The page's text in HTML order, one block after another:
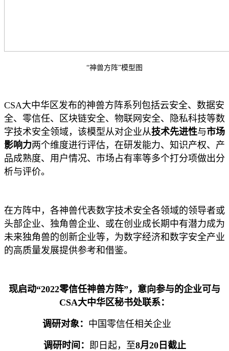
“神兽方阵”模型图
CSA大中华区发布的神兽方阵系列包括云安全、数据安
全、零信任、区块链安全、物联网安全、隐私科技等数
字技术安全领域，该模型从对企业从技术先进性与市场
影响力两个维度进行评估，在研发能力、知识产权、产
品成熟度、用户情况、市场占有率等多个打分项做出分
析与评价。
在方阵中，各神兽代表数字技术安全各领域的领导者或
头部企业、独角兽企业、或在创业成长期中有潜力成为
未来独角兽的创新企业等，为数字经济和数字安全产业
的高质量发展提供参考和借鉴。
现启动“2022零信任神兽方阵”，意向参与的企业可与
CSA大中华区秘书处联系：
调研对象： 中国零信任相关企业
调研时间： 即日起，至8月20日截止